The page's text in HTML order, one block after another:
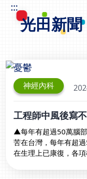
:::
光田新聞
神經內科
工程師中風後寫
▲每年有超過50萬腦
苦在台灣，每年有超
在生理上已康復，各